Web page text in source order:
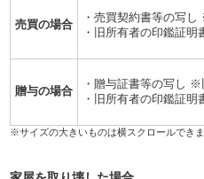
売買の場合
・売買契約書等の写
・旧所有者の印鑑証明
贈与の場合
・贈与証書等の写し
・旧所有者の印鑑証明